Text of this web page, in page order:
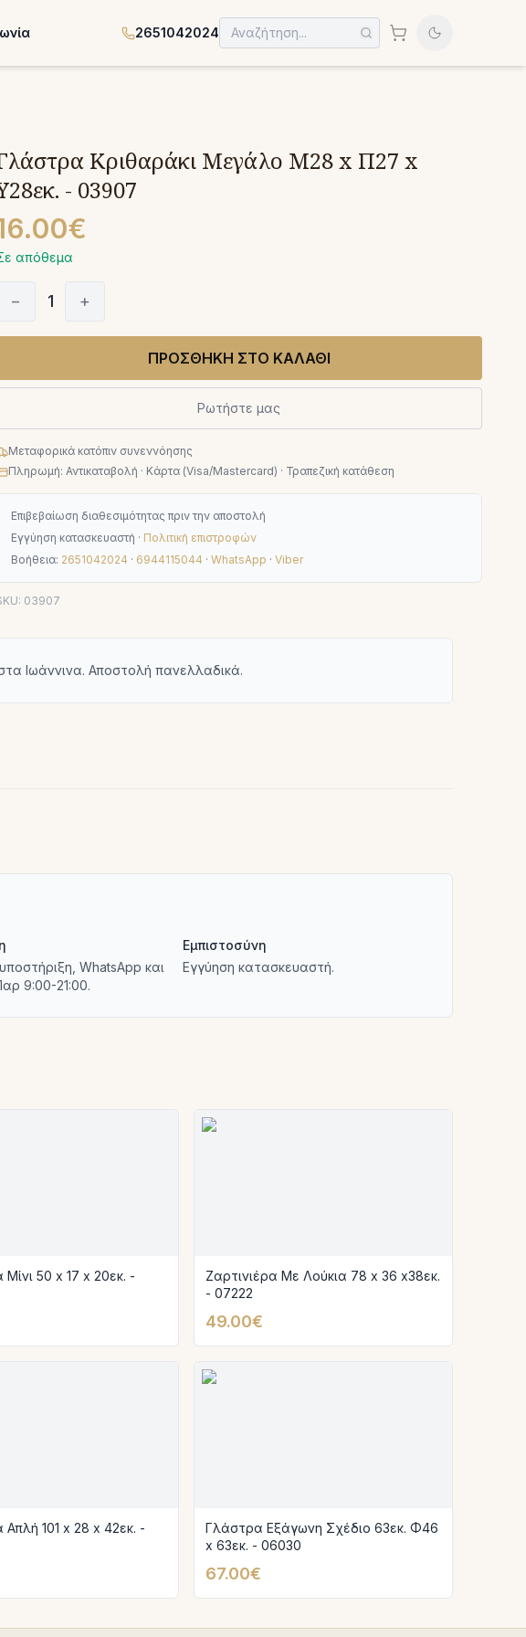
2651042024
Κριθαράκι Μεγάλο Μ28 x Π27 x
- 03907
απόθεμα
− 1 +
ΠΡΟΣΘΗΚΗ ΣΤΟ ΚΑΛΑΘΙ
Ρωτήστε μας
Μεταφορικά κατόπιν συνεννόησης
Πληρωμή: Αντικαταβολή · Κάρτα (Visa/Mastercard) · Τραπεζική κατάθεση
Επιβεβαίωση διαθεσιμότητας πριν την αποστολή
Εγγύηση κατασκευαστή · Πολιτική επιστροφών
Βοήθεια: 2651042024 · 6944115044 · WhatsApp · Viber
03907
Ιωάννινα. Αποστολή πανελλαδικά.
WhatsApp και
9:00-21:00.
Εμπιστοσύνη
Εγγύηση κατασκευαστή.
Μίνι 50 x 17 x 20εκ. -
Ζαρτινιέρα Με Λούκια 78 x 36 x38εκ.
- 07222
49.00€
Απλή 101 x 28 x 42εκ. -
Γλάστρα Εξάγωνη Σχέδιο 63εκ. Φ46
x 63εκ. - 06030
67.00€